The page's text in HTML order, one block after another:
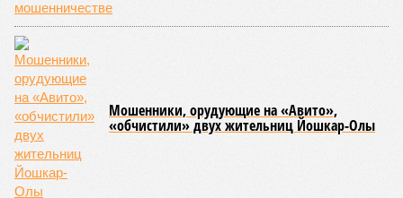
Мошенники, орудующие на «Авито»,
«обчистили» двух жительниц Йошкар-Олы